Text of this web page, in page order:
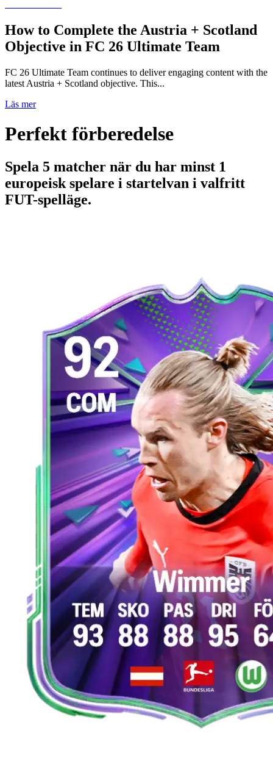
How to Complete the Austria + Scotland
Objective in FC 26 Ultimate Team
FC 26 Ultimate Team continues to deliver engaging content with the
latest Austria + Scotland objective. This...
Läs mer
Perfekt förberedelse
Spela 5 matcher när du har minst 1
europeisk spelare i startelvan i valfritt
FUT-spelläge.